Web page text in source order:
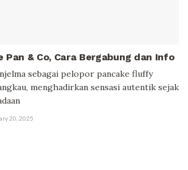
Pan & Co, Cara Bergabung dan Info
sebagai pelopor pancake fluffy
menghadirkan sensasi autentik sejak
20, 2025